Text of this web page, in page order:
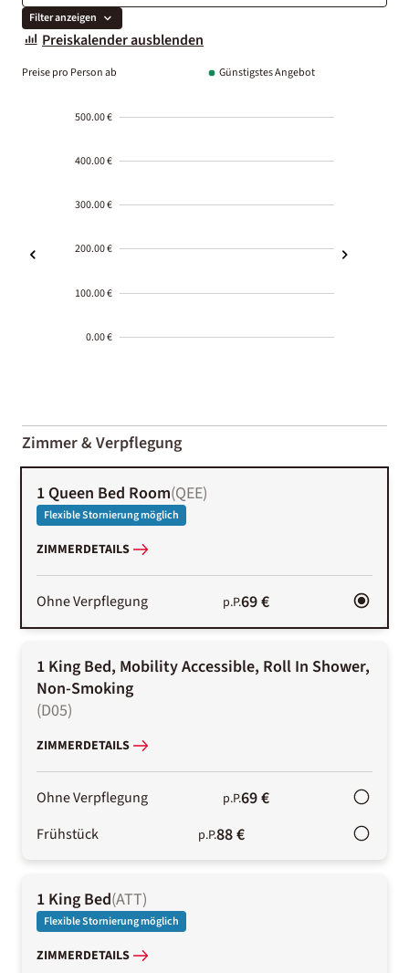
Filter anzeigen
Preiskalender ausblenden
Preise pro Person ab Günstigstes Angebot
500.00 €
400.00 €
300.00 €
200.00 €
100.00 €
0.00 €
01-02
Zimmer & Verpflegung
1 Queen Bed Room(QEE)
Flexible Stornierung möglich
ZIMMERDETAILS
Ohne Verpflegung p.P.69 €
1 King Bed, Mobility Accessible, Roll In Shower,
Non-Smoking
(D05)
ZIMMERDETAILS
Ohne Verpflegung p.P.69 €
Frühstück p.P.88 €
1 King Bed(ATT)
Flexible Stornierung möglich
ZIMMERDETAILS